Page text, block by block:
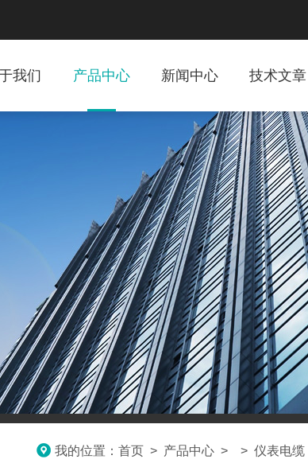
我们 产品中心 新闻中心 技术文章
我的位置： 首页 > 产品中心 > > 仪表电缆